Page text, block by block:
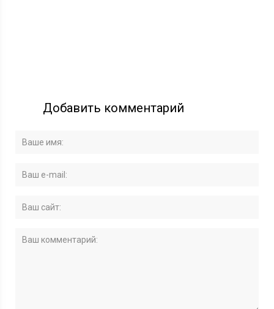
Добавить комментарий